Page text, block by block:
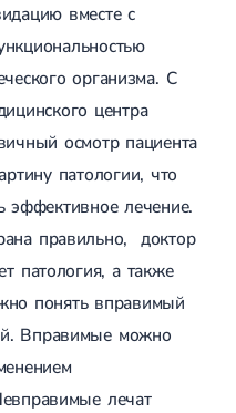
вместе с
организма. С
центра
осмотр пациента
патологии, что
эффективное лечение.
правильно, доктор
патология, а также
понять вправимый
Вправимые можно
лечат